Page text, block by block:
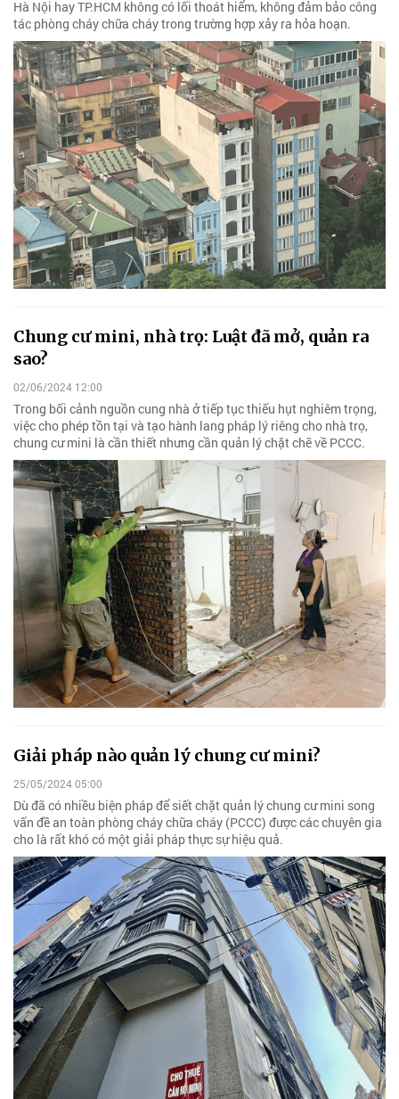
Hà Nội hay TP.HCM không có lối thoát hiểm, không đảm bảo công
tác phòng cháy chữa cháy trong trường hợp xảy ra hỏa hoạn.
Chung cư mini, nhà trọ: Luật đã mở, quản ra
sao?
02/06/2024 12:00
Trong bối cảnh nguồn cung nhà ở tiếp tục thiếu hụt nghiêm trọng,
việc cho phép tồn tại và tạo hành lang pháp lý riêng cho nhà trọ,
chung cư mini là cần thiết nhưng cần quản lý chặt chẽ về PCCC.
Giải pháp nào quản lý chung cư mini?
25/05/2024 05:00
Dù đã có nhiều biện pháp để siết chặt quản lý chung cư mini song
vấn đề an toàn phòng cháy chữa cháy (PCCC) được các chuyên gia
cho là rất khó có một giải pháp thực sự hiệu quả.